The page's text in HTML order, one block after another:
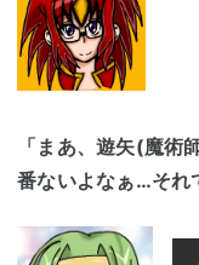
「まあ、遊矢(魔術
番ないよなぁ…それ